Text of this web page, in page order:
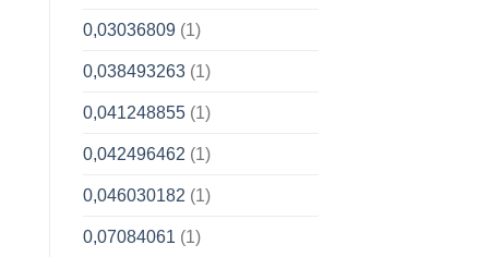
0,03036809(1)
0,038493263(1)
0,041248855(1)
0,042496462 (1)
0,046030182 (1)
0,07084061 (1)